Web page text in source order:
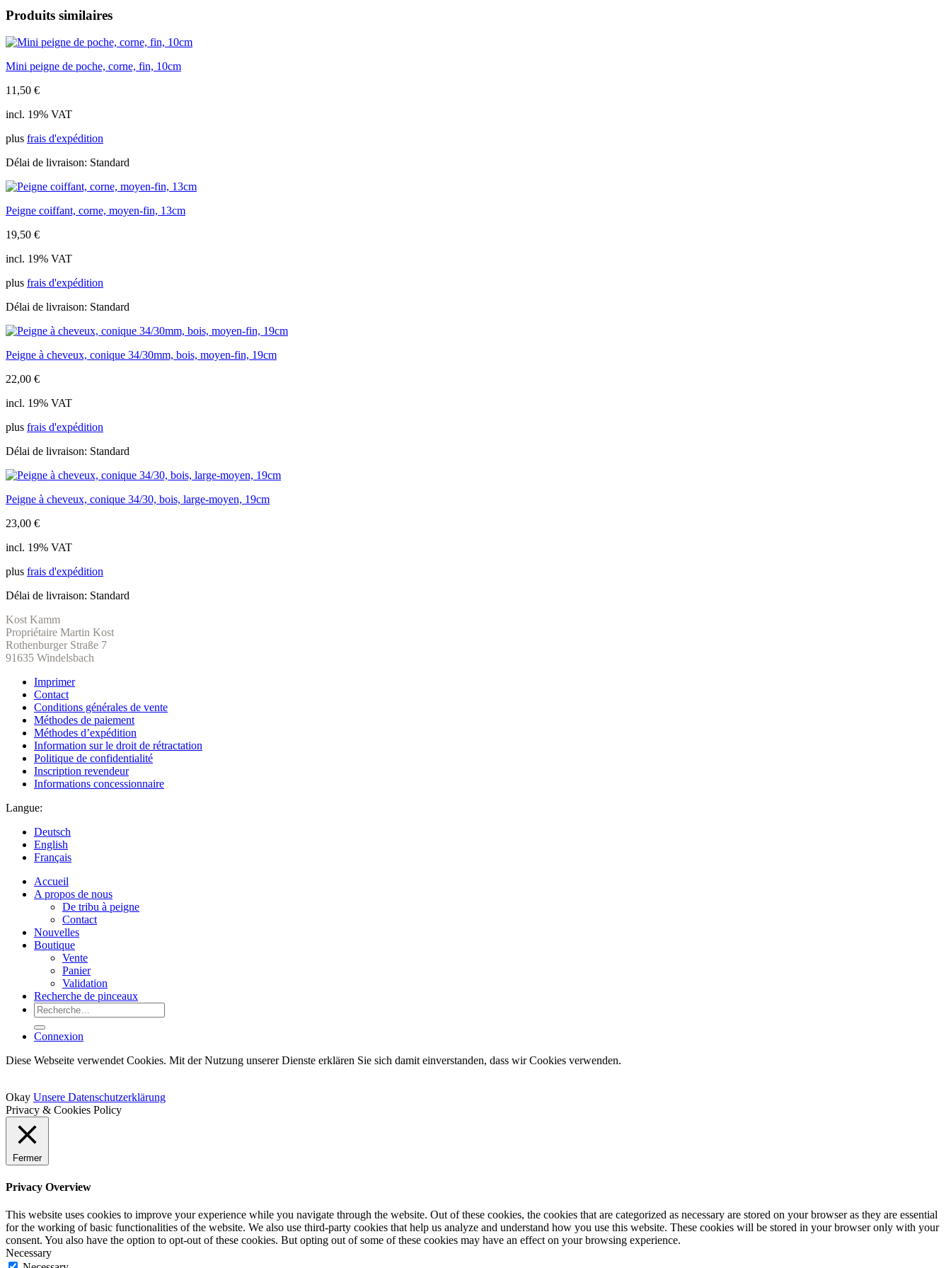
moyen-
16cm
Produits similaires
Mini peigne de poche, corne, fin, 10cm
11,50 €
incl. 19% VAT
plus frais d'expédition
Délai de livraison: Standard
Peigne coiffant, corne, moyen-fin, 13cm
19,50 €
incl. 19% VAT
plus frais d'expédition
Délai de livraison: Standard
Peigne à cheveux, conique 34/30mm, bois, moyen-fin, 19cm
22,00 €
incl. 19% VAT
plus frais d'expédition
Délai de livraison: Standard
Peigne à cheveux, conique 34/30, bois, large-moyen, 19cm
23,00 €
incl. 19% VAT
plus frais d'expédition
Délai de livraison: Standard
Kost Kamm
Propriétaire Martin Kost
Rothenburger Straße 7
91635 Windelsbach
Imprimer
Contact
Conditions générales de vente
Méthodes de paiement
Méthodes d’expédition
Information sur le droit de rétractation
Politique de confidentialité
Inscription revendeur
Informations concessionnaire
Langue:
Deutsch
English
Français
Accueil
A propos de nous
De tribu à peigne
Contact
Nouvelles
Boutique
Vente
Panier
Validation
Recherche de pinceaux
Recherche
pour :
Connexion
Diese Webseite verwendet Cookies. Mit der Nutzung unserer Dienste erklären Sie sich damit einverstanden, dass wir Cookies verwenden.
Okay Unsere Datenschutzerklärung
Privacy & Cookies Policy
Fermer
Privacy Overview
This website uses cookies to improve your experience while you navigate through the website. Out of these cookies, the cookies that are categorized as necessary are stored on your browser as they are essential
for the working of basic functionalities of the website. We also use third-party cookies that help us analyze and understand how you use this website. These cookies will be stored in your browser only with your
consent. You also have the option to opt-out of these cookies. But opting out of some of these cookies may have an effect on your browsing experience.
Necessary